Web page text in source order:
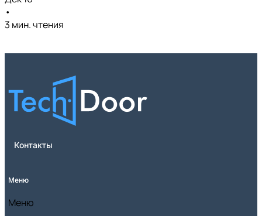
•
3 мин. чтения
Контакты
Меню
Меню